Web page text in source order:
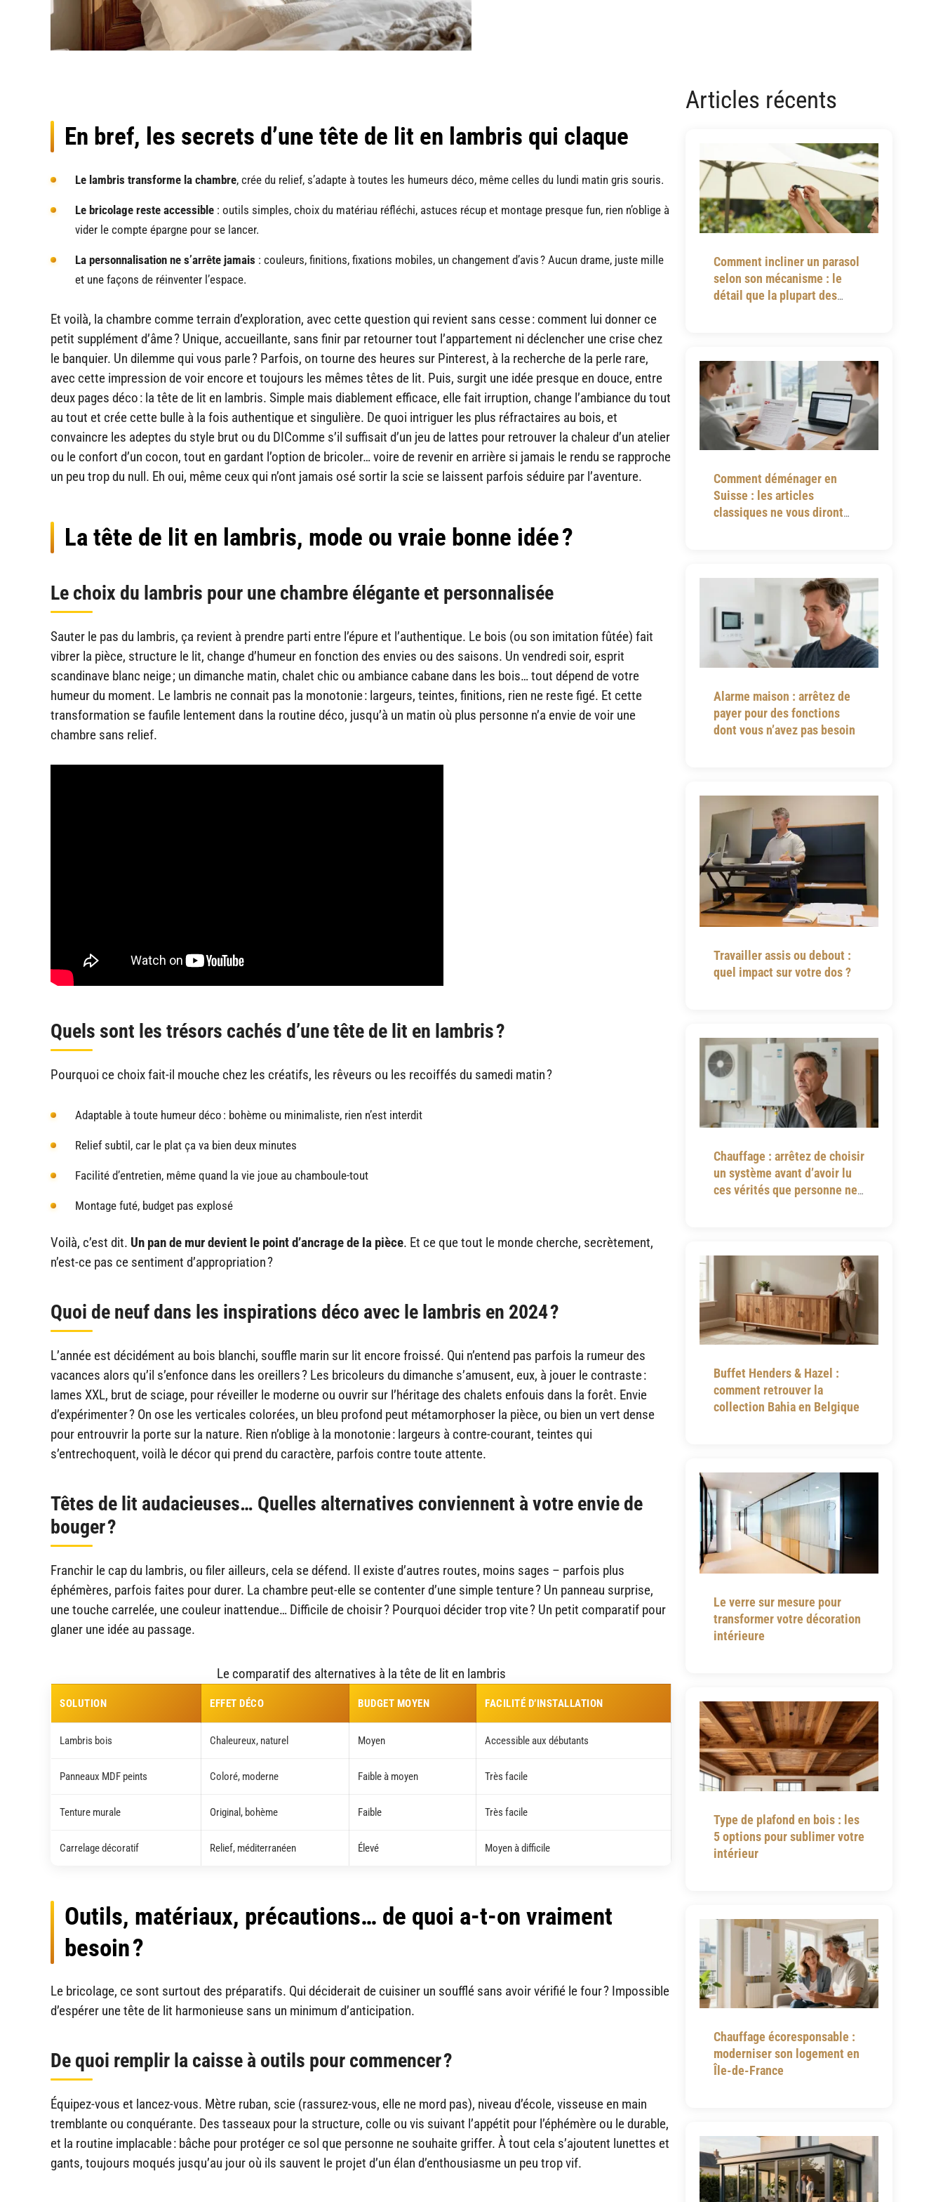
En bref, les secrets d’une tête de lit en lambris qui claque
Le lambris transforme la chambre, crée du relief, s’adapte à toutes les humeurs déco, même celles du lundi matin gris souris.
Le bricolage reste accessible : outils simples, choix du matériau réfléchi, astuces récup et montage presque fun, rien n’oblige à
vider le compte épargne pour se lancer.
La personnalisation ne s’arrête jamais : couleurs, finitions, fixations mobiles, un changement d’avis ? Aucun drame, juste mille
et une façons de réinventer l’espace.
Et voilà, la chambre comme terrain d’exploration, avec cette question qui revient sans cesse : comment lui donner ce
petit supplément d’âme ? Unique, accueillante, sans finir par retourner tout l’appartement ni déclencher une crise chez
le banquier. Un dilemme qui vous parle ? Parfois, on tourne des heures sur Pinterest, à la recherche de la perle rare,
avec cette impression de voir encore et toujours les mêmes têtes de lit. Puis, surgit une idée presque en douce, entre
deux pages déco : la tête de lit en lambris. Simple mais diablement efficace, elle fait irruption, change l’ambiance du tout
au tout et crée cette bulle à la fois authentique et singulière. De quoi intriguer les plus réfractaires au bois, et
convaincre les adeptes du style brut ou du DIComme s’il suffisait d’un jeu de lattes pour retrouver la chaleur d’un atelier
ou le confort d’un cocon, tout en gardant l’option de bricoler… voire de revenir en arrière si jamais le rendu se rapproche
un peu trop du null. Eh oui, même ceux qui n’ont jamais osé sortir la scie se laissent parfois séduire par l’aventure.
La tête de lit en lambris, mode ou vraie bonne idée ?
Le choix du lambris pour une chambre élégante et personnalisée
Sauter le pas du lambris, ça revient à prendre parti entre l’épure et l’authentique. Le bois (ou son imitation fûtée) fait
vibrer la pièce, structure le lit, change d’humeur en fonction des envies ou des saisons. Un vendredi soir, esprit
scandinave blanc neige ; un dimanche matin, chalet chic ou ambiance cabane dans les bois… tout dépend de votre
humeur du moment. Le lambris ne connait pas la monotonie : largeurs, teintes, finitions, rien ne reste figé. Et cette
transformation se faufile lentement dans la routine déco, jusqu’à un matin où plus personne n’a envie de voir une
chambre sans relief.
Quels sont les trésors cachés d’une tête de lit en lambris ?
Pourquoi ce choix fait-il mouche chez les créatifs, les rêveurs ou les recoiffés du samedi matin ?
Adaptable à toute humeur déco : bohème ou minimaliste, rien n’est interdit
Relief subtil, car le plat ça va bien deux minutes
Facilité d’entretien, même quand la vie joue au chamboule-tout
Montage futé, budget pas explosé
Voilà, c’est dit. Un pan de mur devient le point d’ancrage de la pièce. Et ce que tout le monde cherche, secrètement,
n’est-ce pas ce sentiment d’appropriation ?
Quoi de neuf dans les inspirations déco avec le lambris en 2024 ?
L’année est décidément au bois blanchi, souffle marin sur lit encore froissé. Qui n’entend pas parfois la rumeur des
vacances alors qu’il s’enfonce dans les oreillers ? Les bricoleurs du dimanche s’amusent, eux, à jouer le contraste :
lames XXL, brut de sciage, pour réveiller le moderne ou ouvrir sur l’héritage des chalets enfouis dans la forêt. Envie
d’expérimenter ? On ose les verticales colorées, un bleu profond peut métamorphoser la pièce, ou bien un vert dense
pour entrouvrir la porte sur la nature. Rien n’oblige à la monotonie : largeurs à contre-courant, teintes qui
s’entrechoquent, voilà le décor qui prend du caractère, parfois contre toute attente.
Têtes de lit audacieuses… Quelles alternatives conviennent à votre envie de
bouger ?
Franchir le cap du lambris, ou filer ailleurs, cela se défend. Il existe d’autres routes, moins sages – parfois plus
éphémères, parfois faites pour durer. La chambre peut-elle se contenter d’une simple tenture ? Un panneau surprise,
une touche carrelée, une couleur inattendue… Difficile de choisir ? Pourquoi décider trop vite ? Un petit comparatif pour
glaner une idée au passage.
Le comparatif des alternatives à la tête de lit en lambris
SOLUTION EFFET DÉCO BUDGET MOYEN FACILITÉ D’INSTALLATION
Lambris bois Chaleureux, naturel Moyen Accessible aux débutants
Panneaux MDF peints Coloré, moderne Faible à moyen Très facile
Tenture murale Original, bohème Faible Très facile
Carrelage décoratif Relief, méditerranéen Élevé Moyen à difficile
Outils, matériaux, précautions… de quoi a-t-on vraiment
besoin ?
Le bricolage, ce sont surtout des préparatifs. Qui déciderait de cuisiner un soufflé sans avoir vérifié le four ? Impossible
d’espérer une tête de lit harmonieuse sans un minimum d’anticipation.
De quoi remplir la caisse à outils pour commencer ?
Équipez-vous et lancez-vous. Mètre ruban, scie (rassurez-vous, elle ne mord pas), niveau d’école, visseuse en main
tremblante ou conquérante. Des tasseaux pour la structure, colle ou vis suivant l’appétit pour l’éphémère ou le durable,
et la routine implacable : bâche pour protéger ce sol que personne ne souhaite griffer. À tout cela s’ajoutent lunettes et
gants, toujours moqués jusqu’au jour où ils sauvent le projet d’un élan d’enthousiasme un peu trop vif.
Articles récents
Comment incliner un parasol
selon son mécanisme : le
détail que la plupart des
Comment déménager en
Suisse : les articles
classiques ne vous diront
Alarme maison : arrêtez de
payer pour des fonctions
dont vous n’avez pas besoin
Travailler assis ou debout :
quel impact sur votre dos ?
Chauffage : arrêtez de choisir
un système avant d’avoir lu
ces vérités que personne ne
Buffet Henders & Hazel :
comment retrouver la
collection Bahia en Belgique
Le verre sur mesure pour
transformer votre décoration
intérieure
Type de plafond en bois : les
5 options pour sublimer votre
intérieur
Chauffage écoresponsable :
moderniser son logement en
Île-de-France